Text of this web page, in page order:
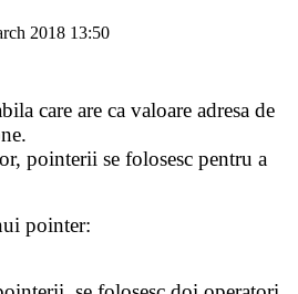
2018 13:50
care are ca valoare adresa de
pointerii se folosesc pentru a
pointer: